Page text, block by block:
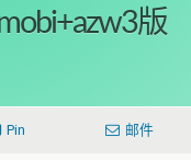
版
Pin 邮件